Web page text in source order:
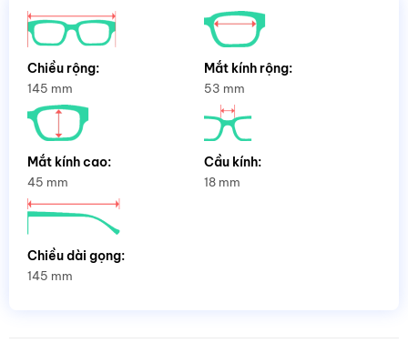
Chiều rộng:
145 mm
Mắt kính rộng:
53 mm
Mắt kính cao:
45 mm
Cầu kính:
18 mm
Chiều dài gọng:
145 mm